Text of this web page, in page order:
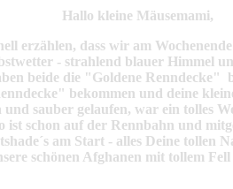
Hallo kleine Mäusemami,
erzählen, dass wir am
- strahlend blauer Himmel
beide die "Goldene Renndecke"
bekommen und deine
sauber gelaufen, war ein tolles
ist schon auf der Rennbahn und
am Start - alles Deine tollen
schönen Afghanen mit tollem